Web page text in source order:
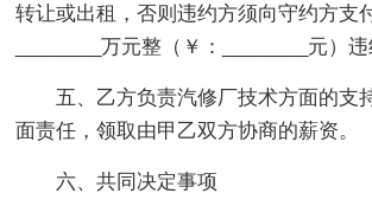
转让或出租，否则违约方须向守约方支
________万元整（￥：________元）违
五、乙方负责汽修厂技术方面的支
面责任，领取由甲乙双方协商的薪资。
六、共同决定事项